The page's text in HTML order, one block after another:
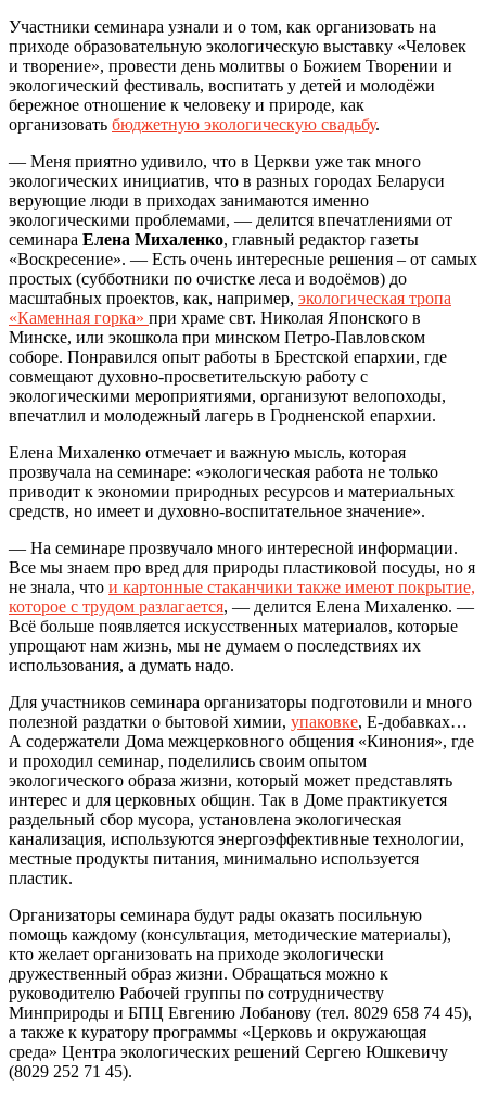
Участники семинара узнали и о том, как организовать на
приходе образовательную экологическую выставку «Человек
и творение», провести день молитвы о Божием Творении и
экологический фестиваль, воспитать у детей и молодёжи
бережное отношение к человеку и природе, как
организовать бюджетную экологическую свадьбу.
— Меня приятно удивило, что в Церкви уже так много
экологических инициатив, что в разных городах Беларуси
верующие люди в приходах занимаются именно
экологическими проблемами, — делится впечатлениями от
семинара Елена Михаленко, главный редактор газеты
«Воскресение». — Есть очень интересные решения – от самых
простых (субботники по очистке леса и водоёмов) до
масштабных проектов, как, например, экологическая тропа
«Каменная горка» при храме свт. Николая Японского в
Минске, или экошкола при минском Петро-Павловском
соборе. Понравился опыт работы в Брестской епархии, где
совмещают духовно-просветительскую работу с
экологическими мероприятиями, организуют велопоходы,
впечатлил и молодежный лагерь в Гродненской епархии.
Елена Михаленко отмечает и важную мысль, которая
прозвучала на семинаре: «экологическая работа не только
приводит к экономии природных ресурсов и материальных
средств, но имеет и духовно-воспитательное значение».
— На семинаре прозвучало много интересной информации.
Все мы знаем про вред для природы пластиковой посуды, но я
не знала, что и картонные стаканчики также имеют покрытие,
которое с трудом разлагается, — делится Елена Михаленко. —
Всё больше появляется искусственных материалов, которые
упрощают нам жизнь, мы не думаем о последствиях их
использования, а думать надо.
Для участников семинара организаторы подготовили и много
полезной раздатки о бытовой химии, упаковке, Е-добавках…
А содержатели Дома межцерковного общения «Кинония», где
и проходил семинар, поделились своим опытом
экологического образа жизни, который может представлять
интерес и для церковных общин. Так в Доме практикуется
раздельный сбор мусора, установлена экологическая
канализация, используются энергоэффективные технологии,
местные продукты питания, минимально используется
пластик.
Организаторы семинара будут рады оказать посильную
помощь каждому (консультация, методические материалы),
кто желает организовать на приходе экологически
дружественный образ жизни. Обращаться можно к
руководителю Рабочей группы по сотрудничеству
Минприроды и БПЦ Евгению Лобанову (тел. 8029 658 74 45),
а также к куратору программы «Церковь и окружающая
среда» Центра экологических решений Сергею Юшкевичу
(8029 252 71 45).